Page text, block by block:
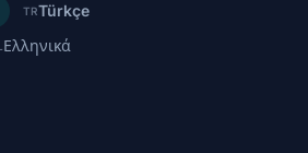
TRTürkçe
Ελληνικά